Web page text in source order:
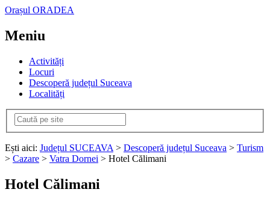
Orașul ORADEA
Meniu
Activități
Locuri
Descoperă județul Suceava
Localități
Ești aici: Județul SUCEAVA> Descoperă județul Suceava > Turism
> Cazare > Vatra Dornei > Hotel Călimani
Hotel Călimani